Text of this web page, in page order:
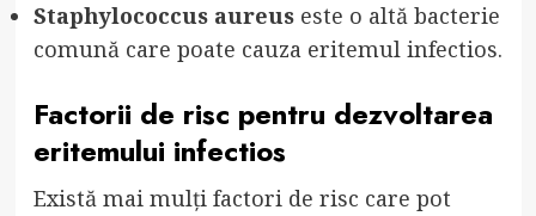
Staphylococcus aureuseste o altă bacterie
comună care poate cauza eritemul infectios.
Factorii de risc pentru dezvoltarea
eritemului infectios
Există mai mulți factori de risc care pot